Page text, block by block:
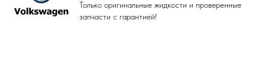
Только оригинальные жидкости и проверенные
запчасти с гарантией!